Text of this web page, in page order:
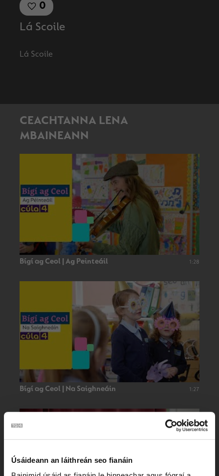
Úsáideann an láithreán seo fianáin
0
Lá Scoile
CEACHTANNA LENA
MBAINEANN
Bígí ag Ceol | Ag Peinteáil 1:28
Bígí ag Ceol | Na Saighneáin 1:27